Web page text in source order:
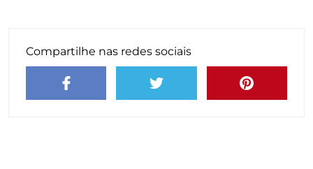
Compartilhe nas redes sociais